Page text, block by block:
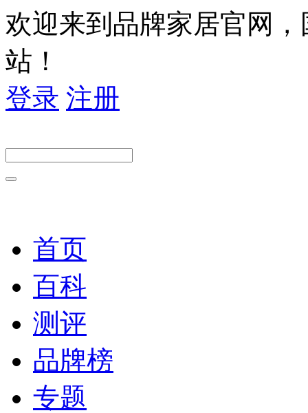
欢迎来到品牌家居官网
站！
登录 注册
首页
百科
测评
品牌榜
专题